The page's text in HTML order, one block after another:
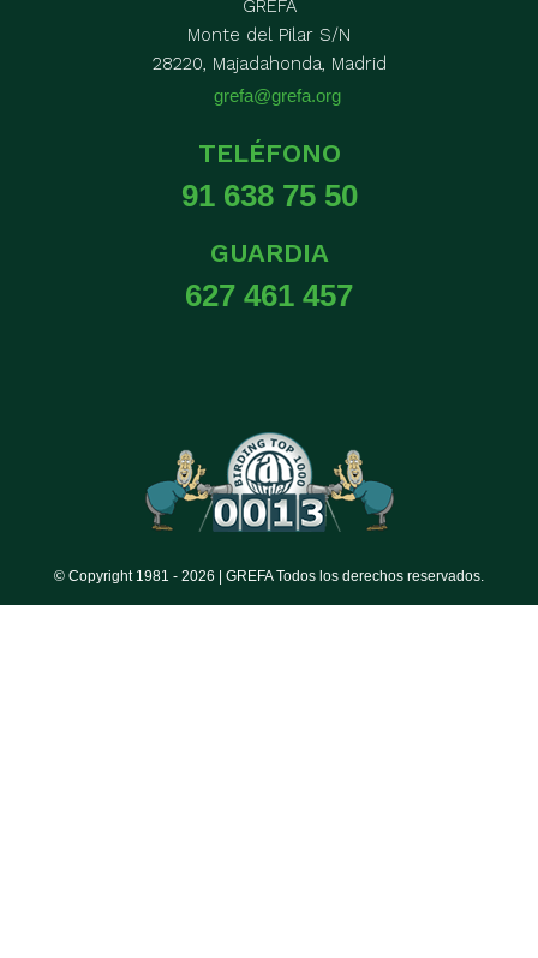
GREFA
Monte del Pilar S/N
28220, Majadahonda, Madrid
grefa@grefa.org
TELÉFONO
91 638 75 50
GUARDIA
627 461 457
© Copyright 1981 - 2026 | GREFA Todos los derechos reservados.